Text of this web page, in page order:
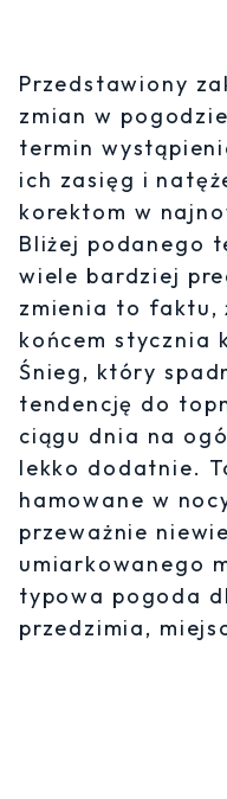
Przedstawiony
zmian w
termin
ich zasięg i
korektom w
Bliżej podanego
wiele bardziej
zmienia to faktu,
końcem stycznia
Śnieg, który
tendencję do
ciągu dnia na
lekko dodatnie.
hamowane w
przeważnie
umiarkowanego
typowa pogoda
przedzimia,